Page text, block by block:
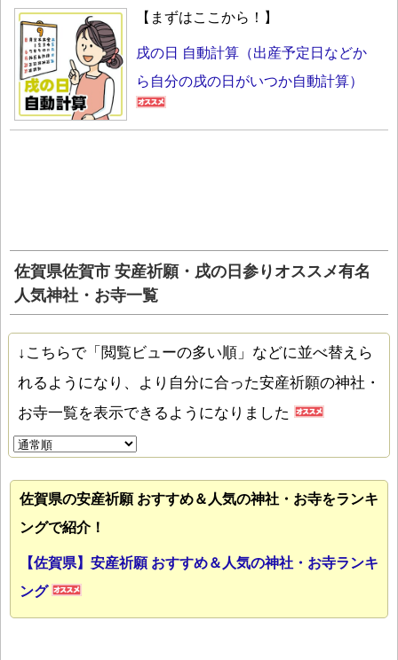
【まずはここから！】
戌の日 自動計算（出産予定日などか
ら自分の戌の日がいつか自動計算）
佐賀県佐賀市 安産祈願・戌の日参りオススメ有名
人気神社・お寺一覧
↓こちらで「閲覧ビューの多い順」などに並べ替えら
れるようになり、より自分に合った安産祈願の神社・
お寺一覧を表示できるようになりました
佐賀県の安産祈願 おすすめ＆人気の神社・お寺をランキ
ングで紹介！
【佐賀県】安産祈願 おすすめ＆人気の神社・お寺ランキ
ング